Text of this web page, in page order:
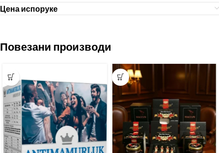
Цена испоруке
Повезани производи